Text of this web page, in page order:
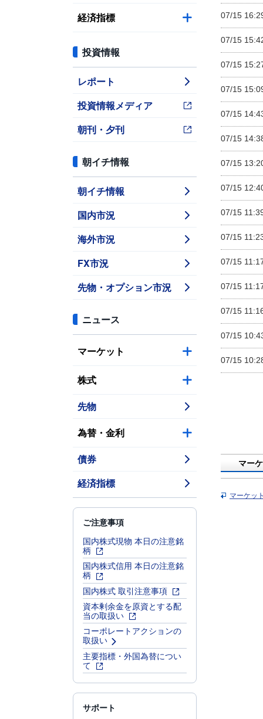
経済指標
投資情報
レポート
投資情報メディア
朝刊・夕刊
朝イチ情報
朝イチ情報
国内市況
海外市況
FX市況
先物・オプション市況
ニュース
マーケット
株式
先物
為替・金利
債券
経済指標
ご注意事項
国内株式現物 本日の注意銘
柄
国内株式信用 本日の注意銘
柄
国内株式 取引注意事項
資本剰余金を原資とする配
当の取扱い
コーポレートアクションの
取扱い
主要指標・外国為替につい
て
サポート
07/15
07/15
07/15
07/15
07/15
07/15
07/15
07/15
07/15
07/15
07/15
07/15
07/15
07/15
07/15
マー
マーケッ